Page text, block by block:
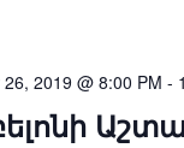
2019 @ 8:00 PM -